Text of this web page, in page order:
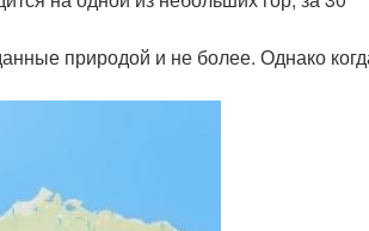
природой и не более. Однако